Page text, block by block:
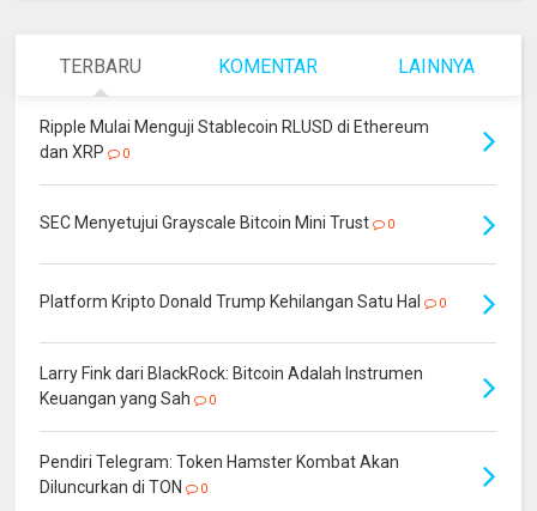
TERBARU KOMENTAR LAINNYA
Ripple Mulai Menguji Stablecoin RLUSD di Ethereum
dan XRP
0
SEC Menyetujui Grayscale Bitcoin Mini Trust 0
Platform Kripto Donald Trump Kehilangan Satu Hal 0
Larry Fink dari BlackRock: Bitcoin Adalah Instrumen
Keuangan yang Sah
0
Pendiri Telegram: Token Hamster Kombat Akan
Diluncurkan di TON
0